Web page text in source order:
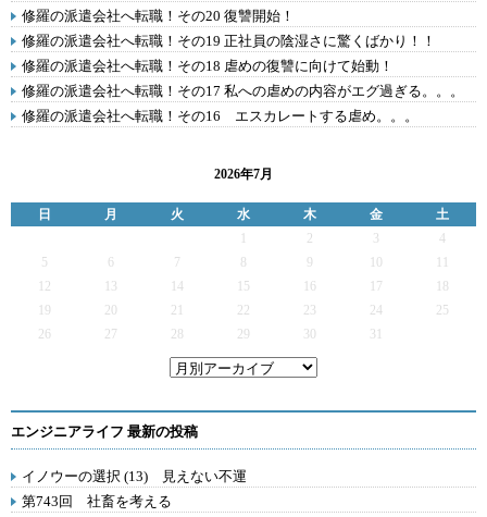
修羅の派遣会社へ転職！その20 復讐開始！
修羅の派遣会社へ転職！その19 正社員の陰湿さに驚くばかり！！
修羅の派遣会社へ転職！その18 虐めの復讐に向けて始動！
修羅の派遣会社へ転職！その17 私への虐めの内容がエグ過ぎる。。。
修羅の派遣会社へ転職！その16 エスカレートする虐め。。。
2026年7月
日 月 火 水 木 金
土
2 3
4
5
6 7 9
12
13 14 15 16 17
19
20 21 22 23 24
25
26
27 28 29 30 31
エンジニアライフ 最新の投稿
イノウーの選択 (13) 見えない不運
第743回 社畜を考える